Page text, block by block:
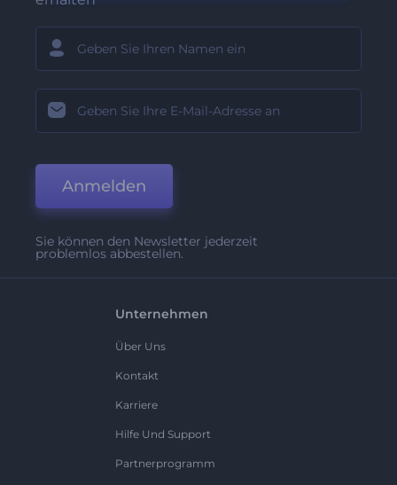
Anmelden
Sie können den Newsletter jederzeit
problemlos abbestellen.
Unternehmen
Über Uns
Kontakt
Karriere
Hilfe Und Support
Partnerprogramm